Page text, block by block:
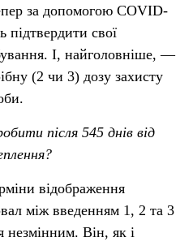
за допомогою COVID-
підтвердити свої
І, найголовніше, —
(2 чи 3) дозу захисту
після 545 днів від
відображення
між введенням 1, 2 та 3
Він, як і